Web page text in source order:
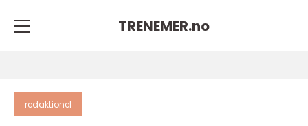
TRENEMER.no
redaktionel